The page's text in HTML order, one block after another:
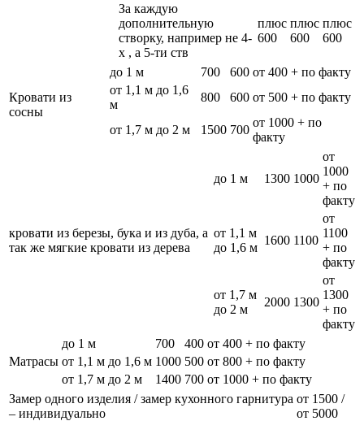
За каждую
дополнительную
створку, например не 4-
х , а 5-ти ств
плюс
600
плюс
600
плюс
600
Кровати из
сосны
до 1 м 700 600 от 400 + по факту
от 1,1 м до 1,6
м
800 600 от 500 + по факту
от 1,7 м до 2 м 1500 700
от 1000 + по
факту
кровати из березы, бука и из дуба, а
так же мягкие кровати из дерева
до 1 м 1300 1000
от
1000
+ по
факту
от 1,1 м
до 1,6 м
1600 1100
от
1100
+ по
факту
от 1,7 м
до 2 м
2000 1300
от
1300
+ по
факту
Матрасы
до 1 м 700 400 от 400 + по факту
от 1,1 м до 1,6 м 1000 500 от 800 + по факту
от 1,7 м до 2 м
1400 700 от 1000 + по факту
Замер одного изделия / замер кухонного гарнитура
– индивидуально
от 1500 /
от 5000